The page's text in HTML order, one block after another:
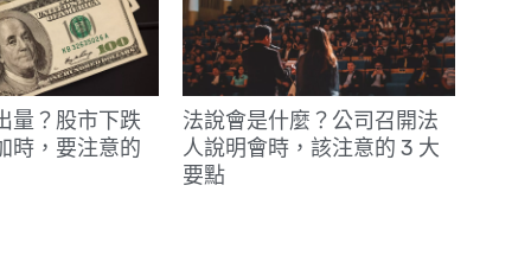
量？股市下跌
時，要注意的
法說會是什麼？公司召開法
人說明會時，該注意的 3 大
要點